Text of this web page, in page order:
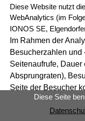
Diese Website nutzt
WebAnalytics (im
IONOS SE,
Im Rahmen der
Besucherzahlen und
Seitenaufrufe, Dauer
Absprungraten),
Seite der Besucher
technische Daten
Diese Seite